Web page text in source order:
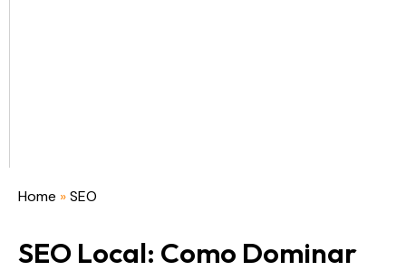
Home »SEO
SEO Local: Como Dominar